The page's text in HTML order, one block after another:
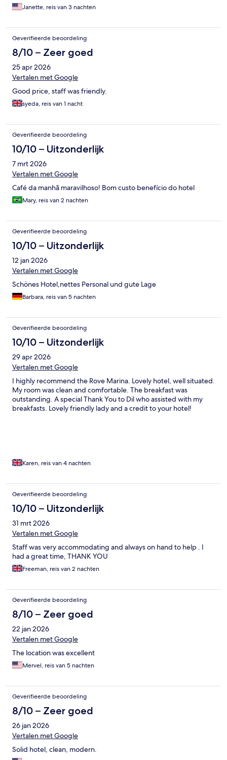
Janette, reis van 3 nachten
Geverifieerde beoordeling
8/10 – Zeer goed
25 apr 2026
Vertalen met Google
Good price, staff was friendly.
syeda, reis van 1 nacht
Geverifieerde beoordeling
10/10 – Uitzonderlijk
7 mrt 2026
Vertalen met Google
Café da manhã maravilhoso! Bom custo benefício do hotel
Mary, reis van 2 nachten
Geverifieerde beoordeling
10/10 – Uitzonderlijk
12 jan 2026
Vertalen met Google
Schönes Hotel,nettes Personal und gute Lage
Barbara, reis van 5 nachten
Geverifieerde beoordeling
10/10 – Uitzonderlijk
29 apr 2026
Vertalen met Google
I highly recommend the Rove Marina. Lovely hotel, well situated.
My room was clean and comfortable. The breakfast was
outstanding. A special Thank You to Dil who assisted with my
breakfasts. Lovely friendly lady and a credit to your hotel!
Karen, reis van 4 nachten
Geverifieerde beoordeling
10/10 – Uitzonderlijk
31 mrt 2026
Vertalen met Google
Staff was very accommodating and always on hand to help . I
had a great time, THANK YOU
Freeman, reis van 2 nachten
Geverifieerde beoordeling
8/10 – Zeer goed
22 jan 2026
Vertalen met Google
The location was excellent
Mervel, reis van 5 nachten
Geverifieerde beoordeling
8/10 – Zeer goed
26 jan 2026
Vertalen met Google
Solid hotel, clean, modern.